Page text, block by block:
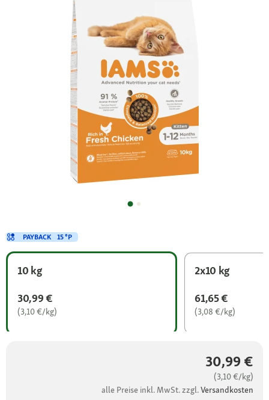
10 kg
30,99 €
(3,10 €/kg)
2x10 kg
61,65 €
(3,08 €/kg)
30,99 €
(3,10 €/kg)
alle Preise inkl. MwSt. zzgl.Versandkosten
PAYBACK 15 °P